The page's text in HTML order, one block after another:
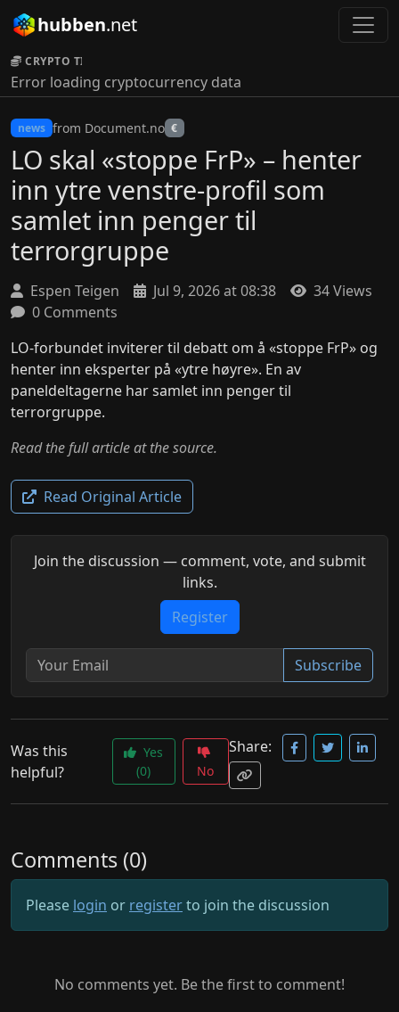
hubben.net
CRYPTO TICKER:
Error loading cryptocurrency data
news from Document.no €
LO skal «stoppe FrP» – henter
inn ytre venstre-profil som
samlet inn penger til
terrorgruppe
Espen Teigen Jul 9, 2026 at 08:38
34 Views
0 Comments
LO-forbundet inviterer til debatt om å «stoppe FrP» og
henter inn eksperter på «ytre høyre». En av
paneldeltagerne har samlet inn penger til
terrorgruppe.
Read the full article at the source.
Read Original Article
Join the discussion — comment, vote, and submit
links.
Register
Subscribe
Was this
helpful?
Yes
(0)
No
Share:
Comments (0)
Please login or registerto join the discussion
No comments yet. Be the first to comment!